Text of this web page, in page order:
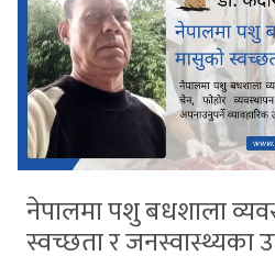
नेपालमा पशु बधशाला
स्वच्छता र जनस्वास्थ्यका